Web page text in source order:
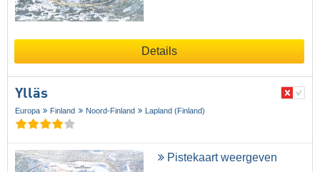
Details
Ylläs
Europa Finland Noord-Finland Lapland (Finland)
Pistekaart weergeven